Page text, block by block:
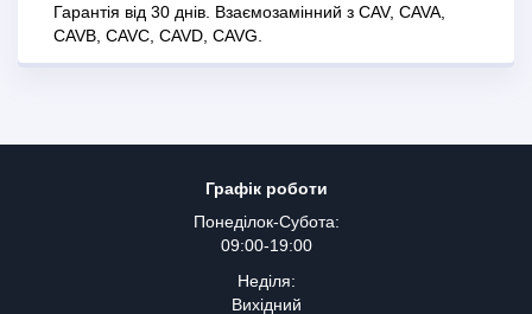
Гарантія від 30 днів. Взаємозамінний з CAV, CAVA,
CAVB, CAVC, CAVD, CAVG.
Графік роботи
Понеділок-Субота:
09:00-19:00
Неділя:
Вихідний